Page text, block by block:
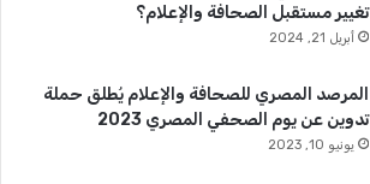
تغيير مستقبل الصحافة والإعلام؟
أبريل 21, 2024
المرصد المصري للصحافة والإعلام يُطلق حملة
تدوين عن يوم الصحفي المصري 2023
يونيو 10, 2023